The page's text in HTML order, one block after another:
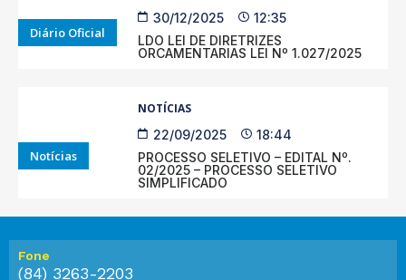
Diário Oficial
30/12/2025
12:35
LDO LEI DE DIRETRIZES
ORCAMENTARIAS LEI Nº 1.027/2025
Notícias
NOTÍCIAS
22/09/2025
18:44
PROCESSO SELETIVO – EDITAL Nº.
02/2025 – PROCESSO SELETIVO
SIMPLIFICADO
Fone
(84) 3263-2203